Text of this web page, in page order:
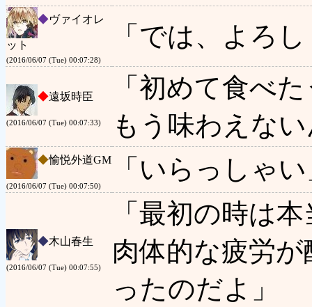
◆ヴァイオレ
ット
(2016/06/07 (Tue) 00:07:28)
「では、よろ
◆遠坂時臣
(2016/06/07 (Tue) 00:07:33)
「初めて食べ
もう味わえな
◆愉悦外道GM
(2016/06/07 (Tue) 00:07:50)
「いらっしゃ
◆木山春生
(2016/06/07 (Tue) 00:07:55)
「最初の時は
肉体的な疲労
ったのだよ」